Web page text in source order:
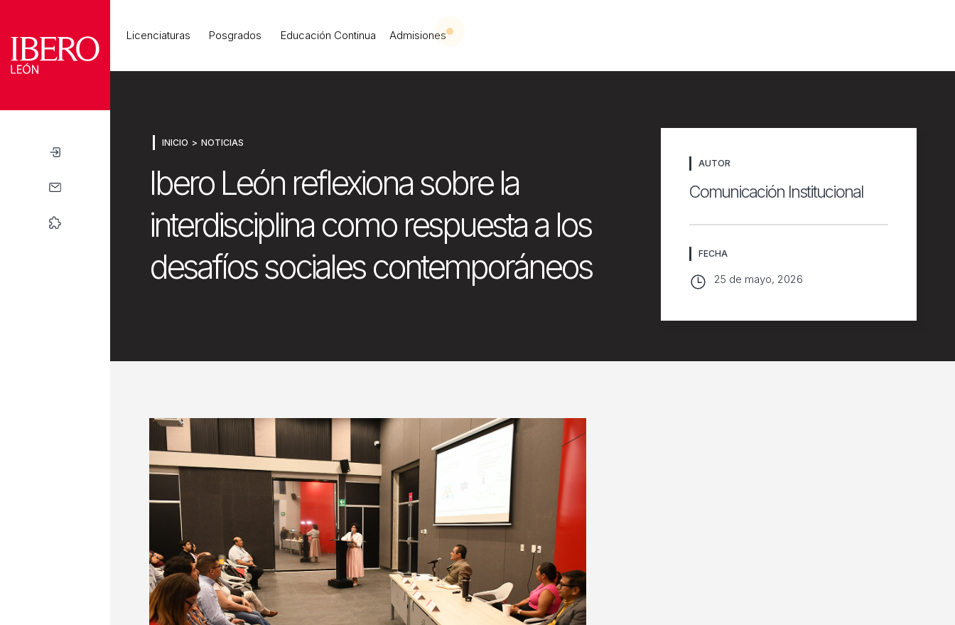
Universidad Iberoamericana León
Licenciaturas Posgrados Educación Continua Admisiones
INICIO NOTICIAS
Ibero León reflexiona sobre la
interdisciplina como respuesta a los
desafíos sociales contemporáneos
AUTOR
Comunicación Institucional
FECHA
25 de mayo, 2026